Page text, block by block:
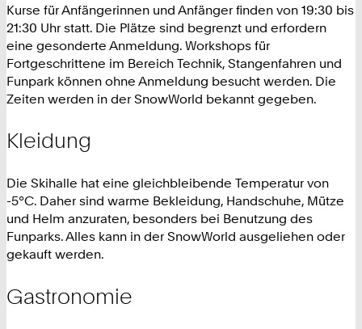
Kurse für Anfängerinnen und Anfänger finden von 19:30 bis
21:30 Uhr statt. Die Plätze sind begrenzt und erfordern
eine gesonderte Anmeldung. Workshops für
Fortgeschrittene im Bereich Technik, Stangenfahren und
Funpark können ohne Anmeldung besucht werden. Die
Zeiten werden in der SnowWorld bekannt gegeben.
Kleidung
Die Skihalle hat eine gleichbleibende Temperatur von
-5°C. Daher sind warme Bekleidung, Handschuhe, Mütze
und Helm anzuraten, besonders bei Benutzung des
Funparks. Alles kann in der SnowWorld ausgeliehen oder
gekauft werden.
Gastronomie